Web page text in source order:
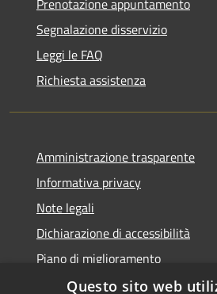
Segnalazione disservizio
Leggi le FAQ
Richiesta assistenza
Amministrazione trasparente
Informativa privacy
Note legali
Dichiarazione di accessibilità
Piano di miglioramento
Questo sito web